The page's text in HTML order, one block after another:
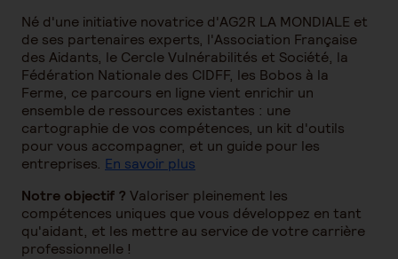
Né d'une initiative novatrice d'AG2R LA MONDIALE et
de ses partenaires experts, l'Association Française
des Aidants, le Cercle Vulnérabilités et Société, la
Fédération Nationale des CIDFF, les Bobos à la
Ferme, ce parcours en ligne vient enrichir un
ensemble de ressources existantes : une
cartographie de vos compétences, un kit d'outils
pour vous accompagner, et un guide pour les
entreprises. En savoir plus
Notre objectif ? Valoriser pleinement les
compétences uniques que vous développez en tant
qu'aidant, et les mettre au service de votre carrière
professionnelle !